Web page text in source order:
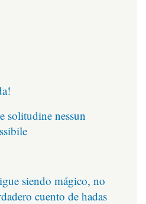
solitudine nessun
siendo mágico, no
cuento de hadas